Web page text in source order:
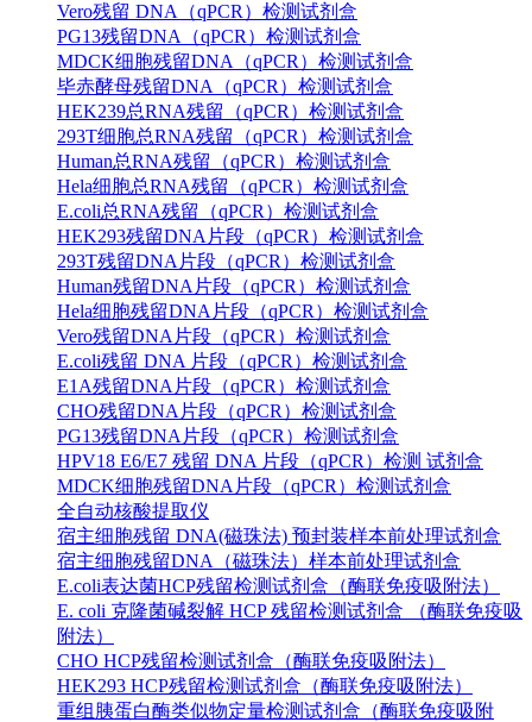
Vero残留 DNA（qPCR）检测试剂盒
PG13残留DNA（qPCR）检测试剂盒
MDCK细胞残留DNA（qPCR）检测试剂盒
毕赤酵母残留DNA（qPCR）检测试剂盒
HEK239总RNA残留（qPCR）检测试剂盒
293T细胞总RNA残留（qPCR）检测试剂盒
Human总RNA残留（qPCR）检测试剂盒
Hela细胞总RNA残留（qPCR）检测试剂盒
E.coli总RNA残留（qPCR）检测试剂盒
HEK293残留DNA片段（qPCR）检测试剂盒
293T残留DNA片段（qPCR）检测试剂盒
Human残留DNA片段（qPCR）检测试剂盒
Hela细胞残留DNA片段（qPCR）检测试剂盒
Vero残留DNA片段（qPCR）检测试剂盒
E.coli残留 DNA 片段（qPCR）检测试剂盒
E1A残留DNA片段（qPCR）检测试剂盒
CHO残留DNA片段（qPCR）检测试剂盒
PG13残留DNA片段（qPCR）检测试剂盒
HPV18 E6/E7 残留 DNA 片段（qPCR）检测 试剂盒
MDCK细胞残留DNA片段（qPCR）检测试剂盒
全自动核酸提取仪
宿主细胞残留 DNA(磁珠法) 预封装样本前处理试剂盒
宿主细胞残留DNA（磁珠法）样本前处理试剂盒
E.coli表达菌HCP残留检测试剂盒（酶联免疫吸附法）
E. coli 克隆菌碱裂解 HCP 残留检测试剂盒 （酶联免疫吸
附法）
CHO HCP残留检测试剂盒（酶联免疫吸附法）
HEK293 HCP残留检测试剂盒（酶联免疫吸附法）
重组胰蛋白酶类似物定量检测试剂盒（酶联免疫吸附